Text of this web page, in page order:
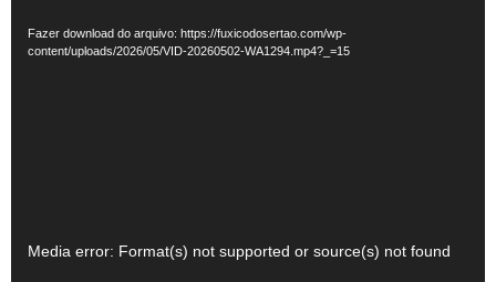
vídeo
Fazer download do arquivo: https://fuxicodosertao.com/wp-
content/uploads/2026/05/VID-20260502-WA1294.mp4?_=15
Tocador
Media error: Format(s) not supported or source(s) not found